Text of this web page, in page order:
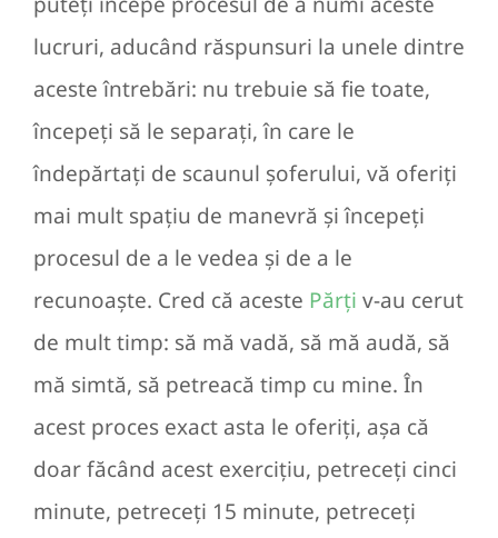
lucruri, aducând răspunsuri la unele dintre
aceste întrebări: nu trebuie să fie toate,
începeți să le separați, în care le
îndepărtați de scaunul șoferului, vă oferiți
mai mult spațiu de manevră și începeți
procesul de a le vedea și de a le
recunoaște. Cred că aceste Părți v-au cerut
de mult timp: să mă vadă, să mă audă, să
mă simtă, să petreacă timp cu mine. În
acest proces exact asta le oferiți, așa că
doar făcând acest exercițiu, petreceți cinci
minute, petreceți 15 minute, petreceți